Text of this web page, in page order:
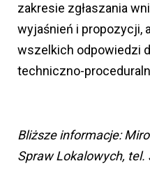
zakresie zgłaszania
wyjaśnień i propozycji,
wszelkich odpowiedzi
techniczno-
Bliższe informacje:
Spraw Lokalowych, tel.